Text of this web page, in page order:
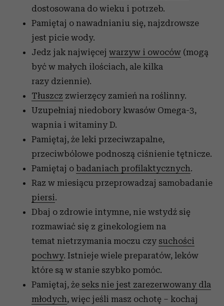
dostosowana do wieku i potrzeb.
Pamiętaj o nawadnianiu się, najzdrowsze
jest picie wody.
Jedz jak najwięcej warzyw i owoców (mogą
być w małych ilościach, ale kilka
razy dziennie).
Tłuszcz zwierzęcy zamień na roślinny.
Uzupełniaj niedobory kwasów Omega-3,
wapnia i witaminy D.
Pamiętaj, że leki przeciwzapalne,
przeciwbólowe podnoszą ciśnienie tętnicze.
Pamiętaj o badaniach profilaktycznych.
Raz w miesiącu przeprowadzaj samobadanie
piersi.
Dbaj o zdrowie intymne, nie wstydź się
rozmawiać się z ginekologiem na
temat nietrzymania moczu czy suchości
pochwy. Istnieje wiele preparatów, leków
które są w stanie szybko pomóc.
Pamiętaj, że seks nie jest zarezerwowany dla
młodych, więc jeśli masz ochotę – kochaj